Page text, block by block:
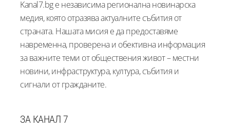
Kanal7.bg е независима регионална новинарска
медия, която отразява актуалните събития от
страната. Нашата мисия е да предоставяме
навременна, проверена и обективна информация
за важните теми от обществения живот – местни
новини, инфраструктура, култура, събития и
сигнали от гражданите.
ЗА КАНАЛ 7